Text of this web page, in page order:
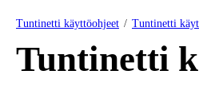
Tuntinetti käyttöohjeet Tuntinetti
Tuntinetti